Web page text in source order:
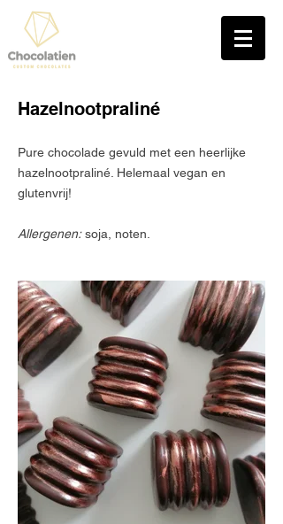
Hazelnootpraliné
Pure chocolade gevuld met een heerlijke
hazelnootpraliné. Helemaal vegan en
glutenvrij!
Allergenen:soja, noten.